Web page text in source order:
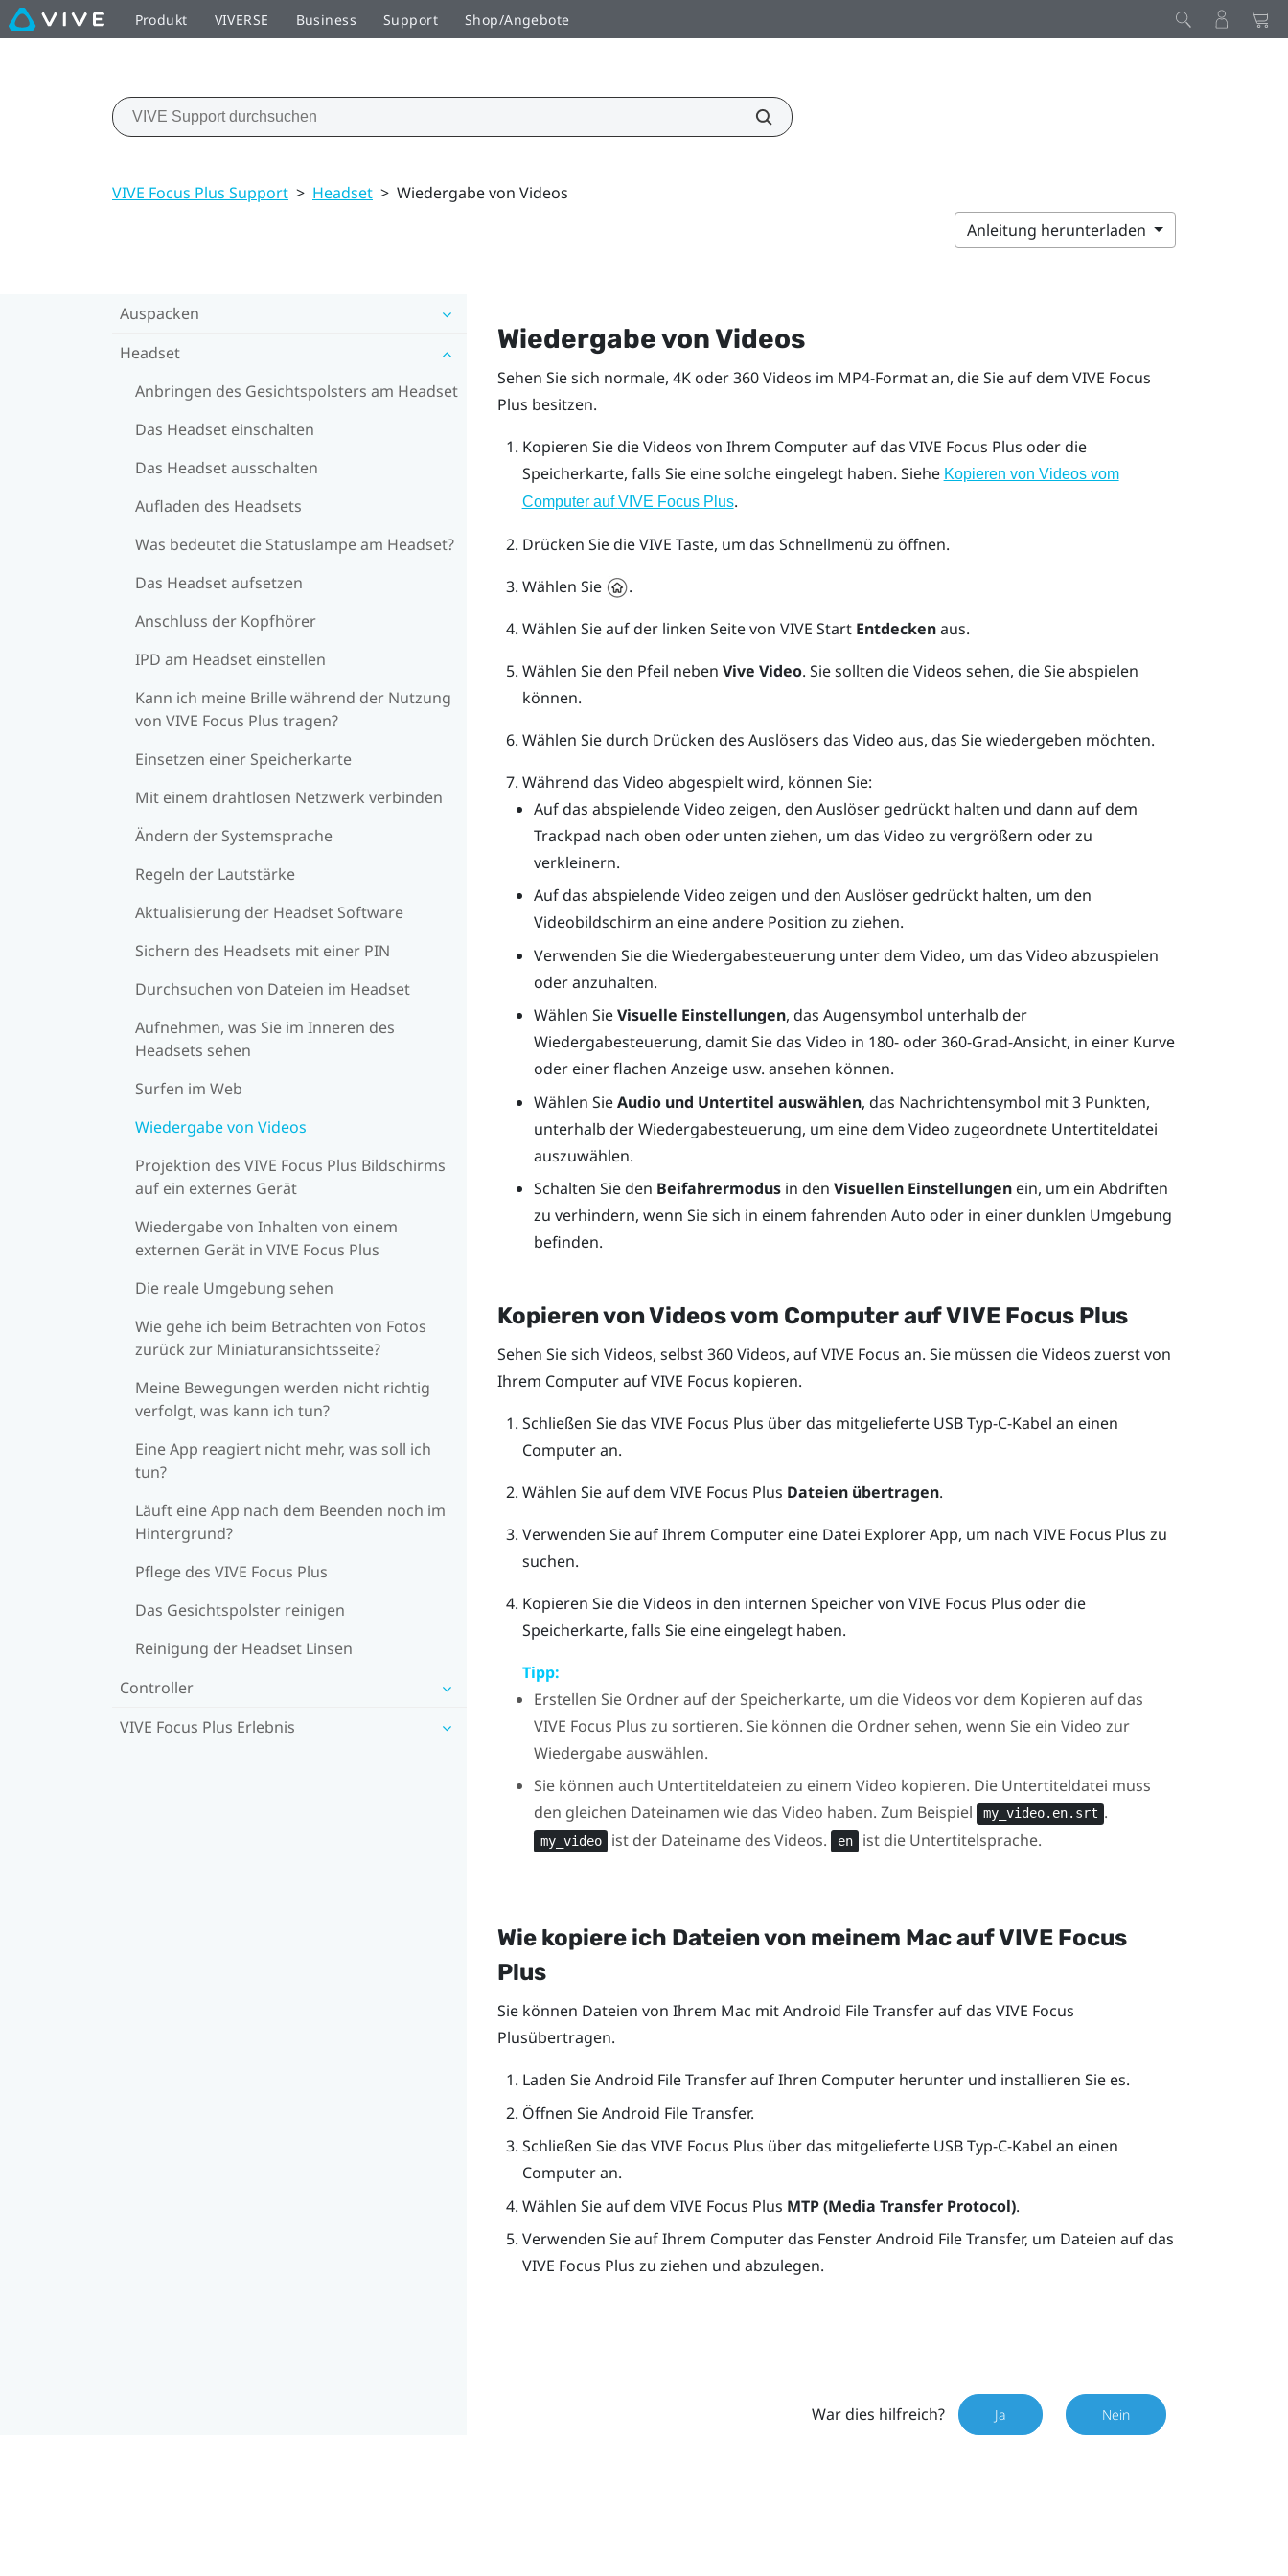
Produkt VIVERSE Business Support Shop/Angebote
VIVE Focus Plus Support > Headset > Wiedergabe von Videos
Anleitung herunterladen
Auspacken
Headset
Anbringen des Gesichtspolsters am Headset
Das Headset einschalten
Das Headset ausschalten
Aufladen des Headsets
Was bedeutet die Statuslampe am Headset?
Das Headset aufsetzen
Anschluss der Kopfhörer
IPD am Headset einstellen
Kann ich meine Brille während der Nutzung
von VIVE Focus Plus tragen?
Einsetzen einer Speicherkarte
Mit einem drahtlosen Netzwerk verbinden
Ändern der Systemsprache
Regeln der Lautstärke
Aktualisierung der Headset Software
Sichern des Headsets mit einer PIN
Durchsuchen von Dateien im Headset
Aufnehmen, was Sie im Inneren des
Headsets sehen
Surfen im Web
Wiedergabe von Videos
Projektion des VIVE Focus Plus Bildschirms
auf ein externes Gerät
Wiedergabe von Inhalten von einem
externen Gerät in VIVE Focus Plus
Die reale Umgebung sehen
Wie gehe ich beim Betrachten von Fotos
zurück zur Miniaturansichtsseite?
Meine Bewegungen werden nicht richtig
verfolgt, was kann ich tun?
Eine App reagiert nicht mehr, was soll ich
tun?
Läuft eine App nach dem Beenden noch im
Hintergrund?
Pflege des VIVE Focus Plus
Das Gesichtspolster reinigen
Reinigung der Headset Linsen
Controller
VIVE Focus Plus Erlebnis
Wiedergabe von Videos
Sehen Sie sich normale, 4K oder 360 Videos im MP4-Format an, die Sie auf dem VIVE Focus
Plus besitzen.
Kopieren Sie die Videos von Ihrem Computer auf das VIVE Focus Plus oder die
Speicherkarte, falls Sie eine solche eingelegt haben. Siehe Kopieren von Videos vom
Computer aufVIVE FocusPlus.
Drücken Sie dieVIVE Taste, um das Schnellmenü zu öffnen.
Wählen Sie
.
Wählen Sie auf der linken Seite von VIVE Start Entdeckenaus.
Wählen Sie den Pfeil neben Vive Video. Sie sollten die Videos sehen, die Sie abspielen
können.
Wählen Sie durch Drücken des Auslösers das Video aus, das Sie wiedergeben möchten.
Während das Video abgespielt wird, können Sie:
Auf das abspielende Video zeigen, denAuslöser gedrückt halten und dann auf dem
Trackpad nach oben oder unten ziehen, um das Video zu vergrößern oder zu
verkleinern.
Auf das abspielende Video zeigen und denAuslöser gedrückt halten, um den
Videobildschirm an eine andere Position zu ziehen.
Verwenden Sie die Wiedergabesteuerung unter dem Video, um das Video abzuspielen
oder anzuhalten.
Wählen SieVisuelle Einstellungen, das Augensymbol unterhalb der
Wiedergabesteuerung, damit Sie das Video in 180- oder 360-Grad-Ansicht, in einer Kurve
oder einer flachen Anzeige usw. ansehen können.
Wählen SieAudio und Untertitel auswählen, das Nachrichtensymbol mit 3 Punkten,
unterhalb der Wiedergabesteuerung, um eine dem Video zugeordnete Untertiteldatei
auszuwählen.
Schalten Sie den Beifahrermodus in denVisuellen Einstellungen ein, um ein Abdriften
zu verhindern, wenn Sie sich in einem fahrenden Auto oder in einer dunklen Umgebung
befinden.
Kopieren von Videos vom Computer aufVIVE FocusPlus
Sehen Sie sich Videos, selbst 360 Videos, aufVIVE Focus an. Sie müssen die Videos zuerst von
Ihrem Computer aufVIVE Focus kopieren.
Schließen Sie das VIVE Focus Plus über das mitgelieferte USB Typ-C-Kabel an einen
Computer an.
Wählen Sie auf dem VIVE Focus Plus Dateien übertragen.
Verwenden Sie auf Ihrem Computer eine Datei Explorer App, um nach VIVE Focus Plus zu
suchen.
Kopieren Sie die Videos in den internen Speicher von VIVE Focus Plus oder die
Speicherkarte, falls Sie eine eingelegt haben.
Tipp:
Erstellen Sie Ordner auf der Speicherkarte, um die Videos vor dem Kopieren auf das
VIVE Focus Plus zu sortieren. Sie können die Ordner sehen, wenn Sie ein Video zur
Wiedergabe auswählen.
Sie können auch Untertiteldateien zu einem Video kopieren. Die Untertiteldatei muss
den gleichen Dateinamen wie das Video haben. Zum Beispiel
my_video.en.srt .
my_video ist der Dateiname des Videos. en ist die Untertitelsprache.
Wie kopiere ich Dateien von meinem MacaufVIVE Focus
Plus
Sie können Dateien von Ihrem Mac mit Android File Transfer auf das VIVE Focus
Plusübertragen.
Laden Sie Android File Transfer auf Ihren Computer herunter und installieren Sie es.
Öffnen Sie Android File Transfer.
Schließen Sie das VIVE Focus Plus über das mitgelieferte USB Typ-C-Kabel an einen
Computer an.
Wählen Sie auf dem VIVE Focus Plus MTP (Media Transfer Protocol).
Verwenden Sie auf Ihrem Computer das Fenster Android File Transfer, um Dateien auf das
VIVE Focus Plus zu ziehen und abzulegen.
War dies hilfreich? Ja Nein